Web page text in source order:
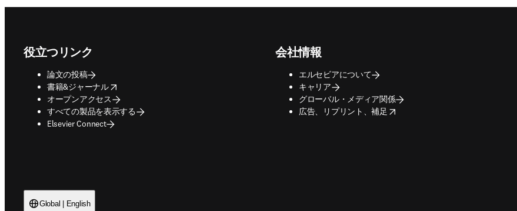
役立つリンク
論文の投稿
書籍&ジャーナル
opens in new tab/window
オープンアクセス
すべての製品を表示する
Elsevier Connect
会社情報
エルセビアについて
キャリア
グローバル・メディア関係
広告、リプリント、補足
opens in new tab/window
Global | English